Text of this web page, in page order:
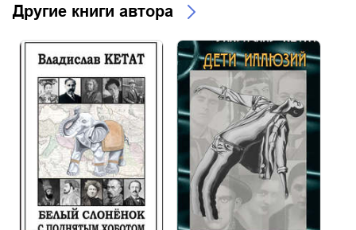
Другие книги автора